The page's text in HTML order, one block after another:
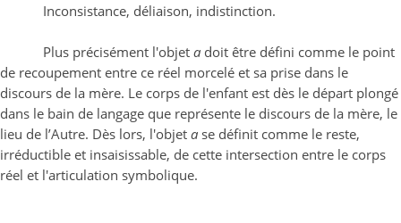
Inconsistance, déliaison, indistinction.
Plus précisément l'objeta doit être défini comme le point
de recoupement entre ce réel morcelé et sa prise dans le
discours de la mère. Le corps de l'enfant est dès le départ plongé
dans le bain de langage que représente le discours de la mère, le
lieu de l’Autre. Dès lors, l'objetase définit comme le reste,
irréductible et insaisissable, de cette intersection entre le corps
réel et l'articulation symbolique.